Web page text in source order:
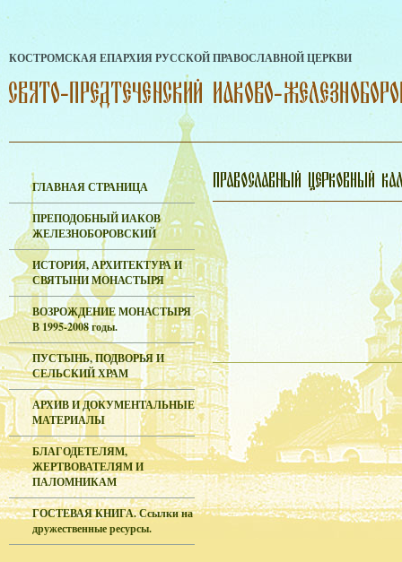
КОСТРОМСКАЯ ЕПАРХИЯ РУССКОЙ ПРАВОСЛАВНОЙ ЦЕРКВИ
ГЛАВНАЯ СТРАНИЦА
ПРЕПОДОБНЫЙ ИАКОВ
ЖЕЛЕЗНОБОРОВСКИЙ
ИСТОРИЯ, АРХИТЕКТУРА И
СВЯТЫНИ МОНАСТЫРЯ
ВОЗРОЖДЕНИЕ МОНАСТЫРЯ
В 1995-2008 годы.
ПУСТЫНЬ, ПОДВОРЬЯ И
СЕЛЬСКИЙ ХРАМ
АРХИВ И ДОКУМЕНТАЛЬНЫЕ
МАТЕРИАЛЫ
БЛАГОДЕТЕЛЯМ,
ЖЕРТВОВАТЕЛЯМ И
ПАЛОМНИКАМ
ГОСТЕВАЯ КНИГА. Ссылки на
дружественные ресурсы.